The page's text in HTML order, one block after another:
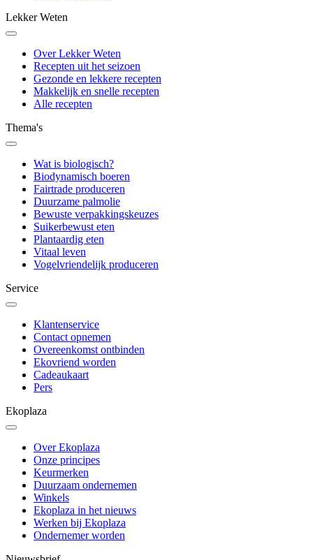
Lekker Weten
Over Lekker Weten
Recepten uit het seizoen
Gezonde en lekkere recepten
Makkelijk en snelle recepten
Alle recepten
Thema's
Wat is biologisch?
Biodynamisch boeren
Fairtrade produceren
Duurzame palmolie
Bewuste verpakkingskeuzes
Suikerbewust eten
Plantaardig eten
Vitaal leven
Vogelvriendelijk produceren
Service
Klantenservice
Contact opnemen
Overeenkomst ontbinden
Ekovriend worden
Cadeaukaart
Pers
Ekoplaza
Over Ekoplaza
Onze principes
Keurmerken
Duurzaam ondernemen
Winkels
Ekoplaza in het nieuws
Werken bij Ekoplaza
Ondernemer worden